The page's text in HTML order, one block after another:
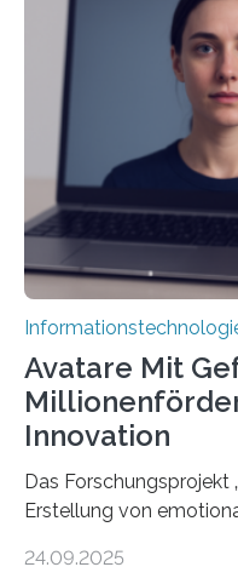
Avatare Mit
Innovation
Das Forschungsprojekt
Erstellung von
Förderung in Höhe von
24.09.2025